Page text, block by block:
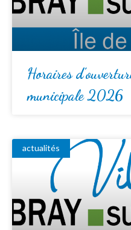
Horaires
municipale 2026
actualités